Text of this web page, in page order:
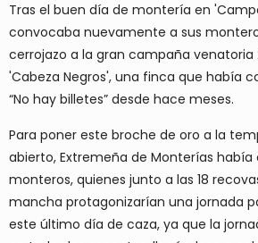
Tras el buen día de montería en
convocaba nuevamente a sus
cerrojazo a la gran campaña venatoria
'Cabeza Negros', una finca que había
“No hay billetes” desde hace meses.
Para poner este broche de oro a la
abierto, Extremeña de Monterías
monteros, quienes junto a las 18
mancha protagonizarían una jornada
este último día de caza, ya que la